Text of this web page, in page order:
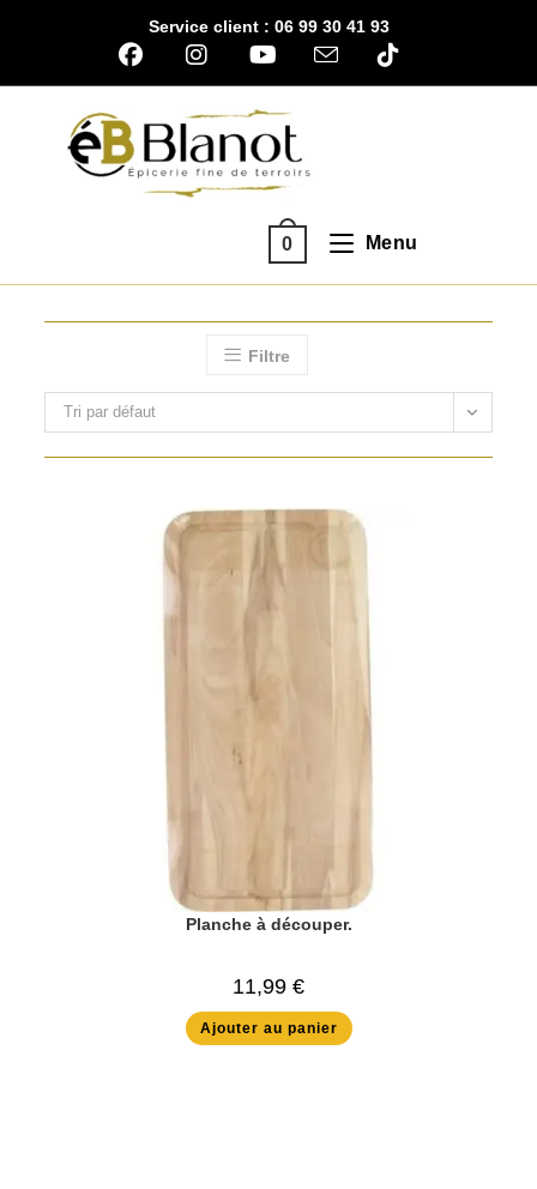
Service client : 06 99 30 41 93
0 Menu
Filtre
Tri par défaut
Planche à découper.
11,99 €
Ajouter au panier